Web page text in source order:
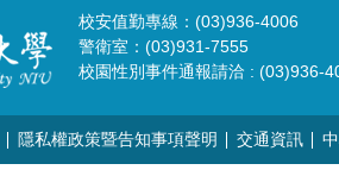
校安值勤專線：(03)936-4006
警衛室：(03)931-7555
校園性別事件通報請洽 : (03)936-
隱私權政策暨告知事項聲明 交通資訊